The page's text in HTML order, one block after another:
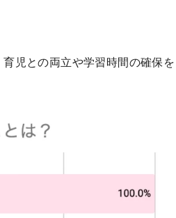
児との両立や学習時間の確保を